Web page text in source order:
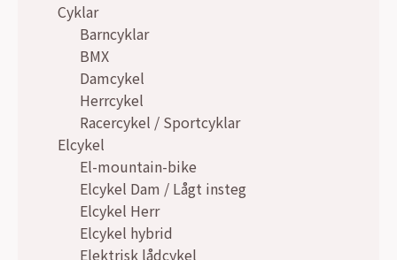
Cyklar
Barncyklar
BMX
Damcykel
Herrcykel
Racercykel / Sportcyklar
Elcykel
El-mountain-bike
Elcykel Dam / Lågt insteg
Elcykel Herr
Elcykel hybrid
Elektrisk lådcykel